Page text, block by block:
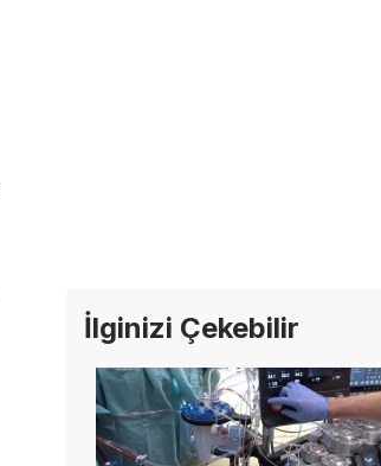
İlginizi Çekebilir